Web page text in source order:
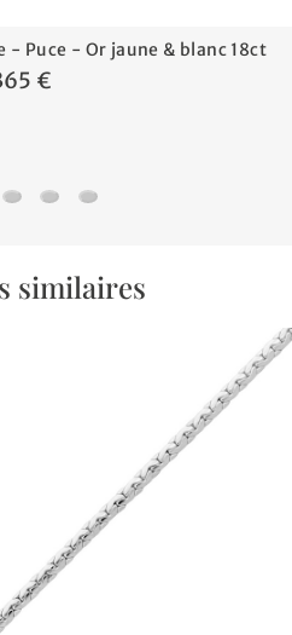
- Puce - Or jaune & blanc 18ct
€
Élégance - Puce - Or
d’oreilles Éclat - Puce - Or
Boucles d’oreilles Harmonie -
Boucle d'oreilles créoles
Boucle d'oreilles créole
similaires